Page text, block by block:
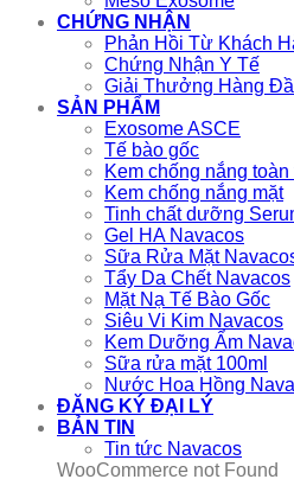
CHỨNG NHẬN
Phản Hồi Từ Khách
Chứng Nhận Y Tế
Giải Thưởng Hàng
SẢN PHẨM
Exosome ASCE
Tế bào gốc
Kem chống nắng toàn
Kem chống nắng mặt
Tinh chất dưỡng
Gel HA Navacos
Sữa Rửa Mặt
Tẩy Da Chết Navacos
Mặt Nạ Tế Bào Gốc
Siêu Vi Kim Navacos
Kem Dưỡng Ẩm
Sữa rửa mặt 100ml
Nước Hoa Hồng
ĐĂNG KÝ ĐẠI LÝ
BẢN TIN
Tin tức Navacos
WooCommerce not Found